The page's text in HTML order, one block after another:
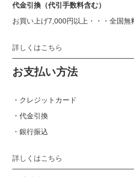
代金引換（代引手数料含む）
お買い上げ7,000円以上・・・全国無
詳しくはこちら
お支払い方法
・クレジットカード
・代金引換
・銀行振込
詳しくはこちら